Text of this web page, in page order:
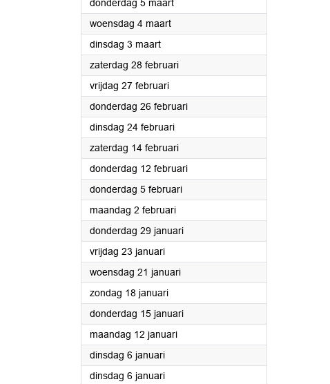
donderdag 5 maart
woensdag 4 maart2026
dinsdag 3 maart2026
zaterdag 28 februari2026
vrijdag 27 februari2026
donderdag 26 februari2026
dinsdag 24 februari2026
zaterdag 14 februari2026
donderdag 12 februari2026
donderdag 5 februari2026
maandag 2 februari2026
donderdag 29 januari2026
vrijdag 23 januari2026
woensdag 21 januari2026
zondag 18 januari2026
donderdag 15 januari2026
maandag 12 januari2026
dinsdag 6 januari2026
dinsdag 6 januari2026